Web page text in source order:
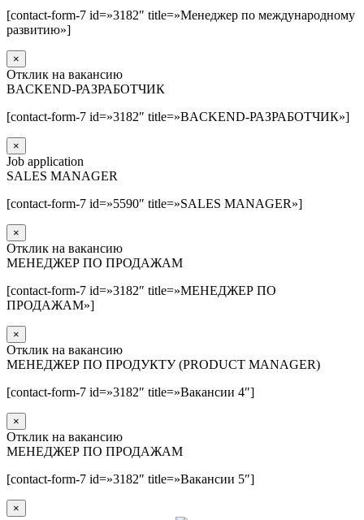
[contact-form-7 id=»3182″ title=»Менеджер по международному
развитию»]
×
Отклик на вакансию
BACKEND-РАЗРАБОТЧИК
[contact-form-7 id=»3182″ title=»BACKEND-РАЗРАБОТЧИК»]
×
Job application
SALES MANAGER
[contact-form-7 id=»5590″ title=»SALES MANAGER»]
×
Отклик на вакансию
МЕНЕДЖЕР ПО ПРОДАЖАМ
[contact-form-7 id=»3182″ title=»МЕНЕДЖЕР ПО
ПРОДАЖАМ»]
×
Отклик на вакансию
МЕНЕДЖЕР ПО ПРОДУКТУ (PRODUCT MANAGER)
[contact-form-7 id=»3182″ title=»Вакансии 4″]
×
Отклик на вакансию
МЕНЕДЖЕР ПО ПРОДАЖАМ
[contact-form-7 id=»3182″ title=»Вакансии 5″]
×